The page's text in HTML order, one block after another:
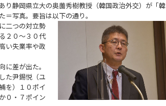
り静岡県立大の奥薗秀樹教授（韓国政治外交）が「韓
写真。要旨は以下の通り。
二つの対立勢
２０～３０代
い失業率や政
差が出た。
た尹錫悦（ユ
を）１０ポイ
０・７ポイン